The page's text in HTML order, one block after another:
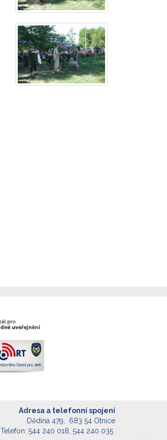
Adresa a telefonní spojení
Dědina 479, 683 54 Otnice
Telefon: 544 240 018, 544 240 035